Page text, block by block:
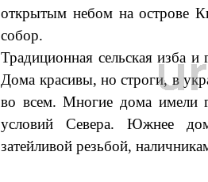
открытым небом на острове
собор.
Традиционная сельская изба
Дома красивы, но строги, в
во всем. Многие дома имели
условий Севера. Южнее
затейливой резьбой,